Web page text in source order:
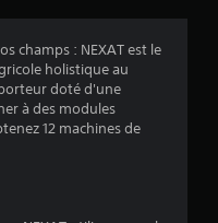
é
o
champs : NEXAT est le
holistique au
doté d'une
à des modules
12 machines de